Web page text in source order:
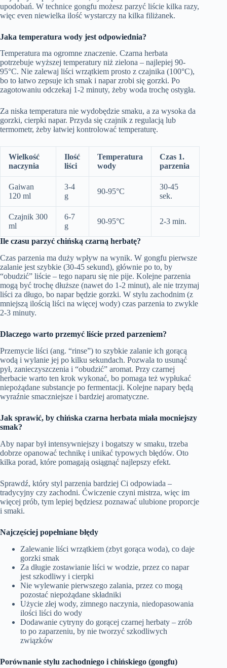
upodobań. W technice gongfu możesz parzyć liście kilka razy,
więc even niewielka ilość wystarczy na kilka filiżanek.
Jaka temperatura wody jest odpowiednia?
Temperatura ma ogromne znaczenie. Czarna herbata
potrzebuje wyższej temperatury niż zielona – najlepiej 90-
95°C. Nie zalewaj liści wrzątkiem prosto z czajnika (100°C),
bo to łatwo zepsuje ich smak i napar zrobi się gorzki. Po
zagotowaniu odczekaj 1-2 minuty, żeby woda trochę ostygła.
Za niska temperatura nie wydobędzie smaku, a za wysoka da
gorzki, cierpki napar. Przyda się czajnik z regulacją lub
termometr, żeby łatwiej kontrolować temperaturę.
Wielkość
naczynia
Ilość
liści
Temperatura
wody
Czas 1.
parzenia
Gaiwan
120 ml
3-4
g
90-95°C
30-45
sek.
Czajnik 300
ml
6-7
g
90-95°C 2-3 min.
Ile czasu parzyć chińską czarną herbatę?
Czas parzenia ma duży wpływ na wynik. W gongfu pierwsze
zalanie jest szybkie (30-45 sekund), głównie po to, by
“obudzić” liście – tego naparu się nie pije. Kolejne parzenia
mogą być trochę dłuższe (nawet do 1-2 minut), ale nie trzymaj
liści za długo, bo napar będzie gorzki. W stylu zachodnim (z
mniejszą ilością liści na więcej wody) czas parzenia to zwykle
2-3 minuty.
Dlaczego warto przemyć liście przed parzeniem?
Przemycie liści (ang. “rinse”) to szybkie zalanie ich gorącą
wodą i wylanie jej po kilku sekundach. Pozwala to usunąć
pył, zanieczyszczenia i “obudzić” aromat. Przy czarnej
herbacie warto ten krok wykonać, bo pomaga też wypłukać
niepożądane substancje po fermentacji. Kolejne napary będą
wyraźnie smaczniejsze i bardziej aromatyczne.
Jak sprawić, by chińska czarna herbata miała mocniejszy
smak?
Aby napar był intensywniejszy i bogatszy w smaku, trzeba
dobrze opanować technikę i unikać typowych błędów. Oto
kilka porad, które pomagają osiągnąć najlepszy efekt.
Sprawdź, który styl parzenia bardziej Ci odpowiada –
tradycyjny czy zachodni. Ćwiczenie czyni mistrza, więc im
więcej prób, tym lepiej będziesz poznawać ulubione proporcje
i smaki.
Najczęściej popełniane błędy
Zalewanie liści wrzątkiem (zbyt gorąca woda), co daje
gorzki smak
Za długie zostawianie liści w wodzie, przez co napar
jest szkodliwy i cierpki
Nie wylewanie pierwszego zalania, przez co mogą
pozostać niepożądane składniki
Użycie złej wody, zimnego naczynia, niedopasowania
ilości liści do wody
Dodawanie cytryny do gorącej czarnej herbaty – zrób
to po zaparzeniu, by nie tworzyć szkodliwych
związków
Porównanie stylu zachodniego i chińskiego (gongfu)